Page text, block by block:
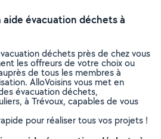
évacuation déchets à
déchets près de chez vous
les offreurs de votre choix ou
de tous les membres à
AlloVoisins vous met en
évacuation déchets,
à Trévoux, capables de vous
pour réaliser tous vos projets !